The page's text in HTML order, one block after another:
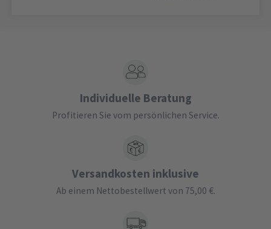
Individuelle Beratung
Profitieren Sie vom persönlichen Service.
Versandkosten inklusive
Ab einem Nettobestellwert von 75,00 €.